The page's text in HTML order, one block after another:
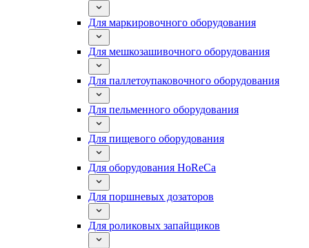
Для маркировочного оборудования
Для мешкозашивочного оборудования
Для паллетоупаковочного оборудования
Для пельменного оборудования
Для пищевого оборудования
Для оборудования HoReCa
Для поршневых дозаторов
Для роликовых запайщиков